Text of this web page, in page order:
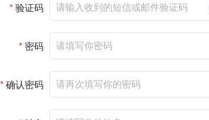
*验证码
* 密码
*确认密码